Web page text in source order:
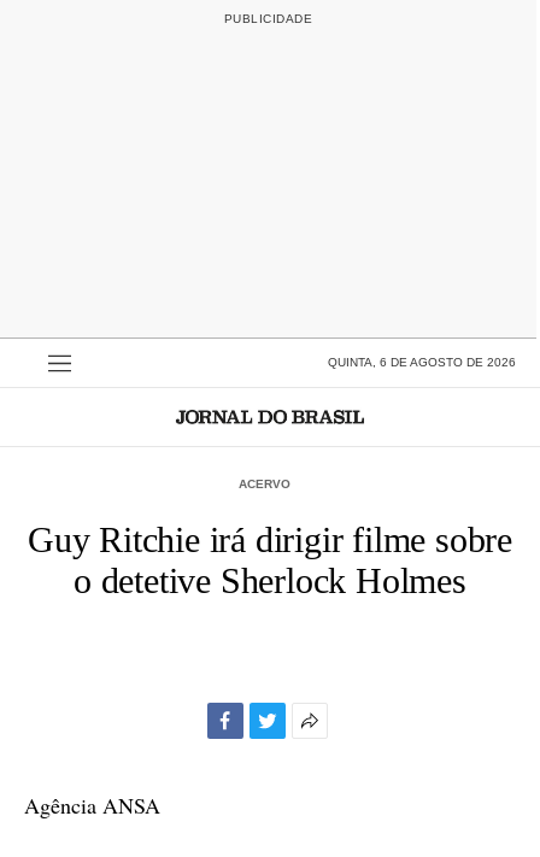
QUINTA, 6 DE AGOSTO DE 2026
ACERVO
Guy Ritchie irá dirigir filme sobre
o detetive Sherlock Holmes
Agência ANSA